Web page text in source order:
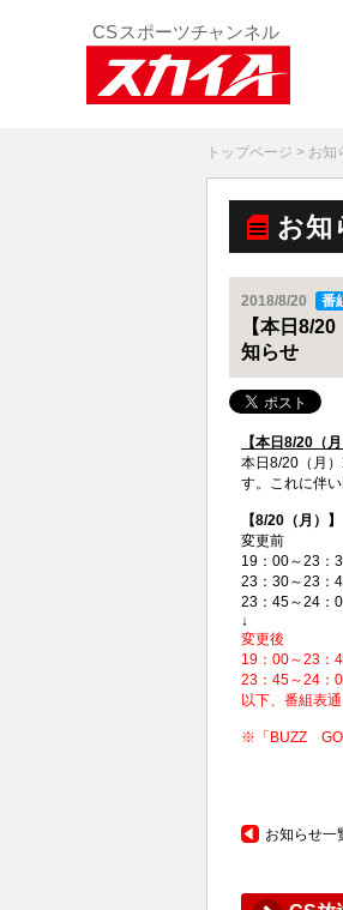
トップページ > お知
お知
2018/8/20 番
【本日8/
知らせ
【本日8/20（
本日8/20（月
す。これに伴
【8/20（月）】
変更前
19：00～23：
23：30～23：
23：45～24：
↓
変更後
19：00～23：
23：45～24：
以下、番組表通
※「BUZZ
お知らせ一